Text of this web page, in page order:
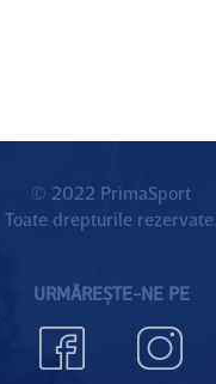
© 2022 PrimaSport
Toate drepturile rezervate.
URMĂREȘTE-NE PE